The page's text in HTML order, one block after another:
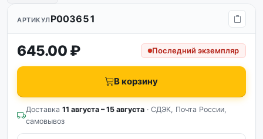
АРТИКУЛP003651
645.00 ₽ Последний экземпляр
В корзину
Доставка 11 августа – 15 августа · СДЭК, Почта России,
самовывоз